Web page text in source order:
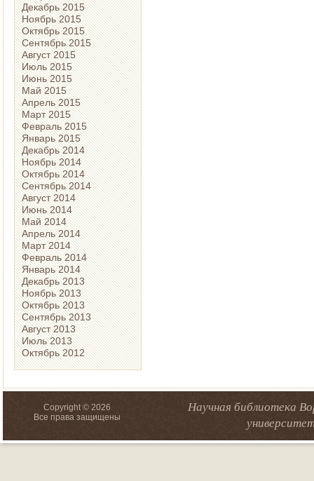
Декабрь 2015
Ноябрь 2015
Октябрь 2015
Сентябрь 2015
Август 2015
Июль 2015
Июнь 2015
Май 2015
Апрель 2015
Март 2015
Февраль 2015
Январь 2015
Декабрь 2014
Ноябрь 2014
Октябрь 2014
Сентябрь 2014
Август 2014
Июнь 2014
Май 2014
Апрель 2014
Март 2014
Февраль 2014
Январь 2014
Декабрь 2013
Ноябрь 2013
Октябрь 2013
Сентябрь 2013
Август 2013
Июль 2013
Октябрь 2012
Copyright © 2026
Все права защищены
Научная библиотека